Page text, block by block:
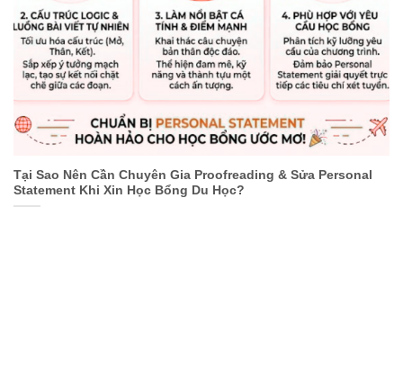
Tại Sao Nên Cần Chuyên Gia Proofreading & Sửa Personal
Statement Khi Xin Học Bổng Du Học?